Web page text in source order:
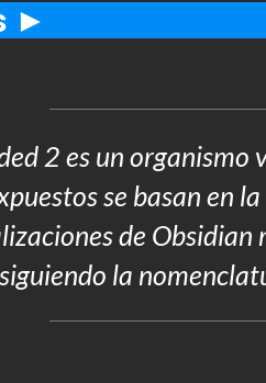
►
2 es un organismo
se basan en
de
la